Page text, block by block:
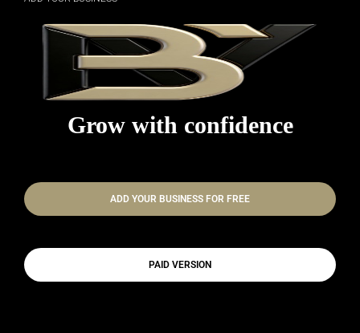
ADD YOUR BUSINESS